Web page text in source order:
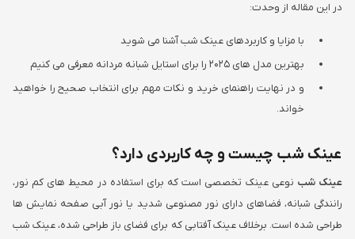
در این مقاله از وحدت:
با مزایا و کاربردهای عینک شب آشنا می شوید
بهترین مدل های ۲۰۲۵ را برای استایل شبانه مردانه معرفی می کنیم
و در نهایت راهنمای خرید و نکات مهم برای انتخاب صحیح را خواهید
خواند.
عینک شب چیست و چه کاربردی دارد؟
عینک شب نوعی عینک تخصصی است که برای استفاده در محیط های کم نور،
رانندگی شبانه، فضاهای دارای نور مصنوعی شدید یا نور آبی صفحه نمایش ها
طراحی شده است. برخلاف عینک آفتابی که برای فضای باز طراحی شده، عینک شب